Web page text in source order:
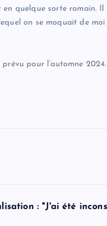
quelque sorte romain.
on se moquait de moi
pour l’automne 2024.
: "J'ai été